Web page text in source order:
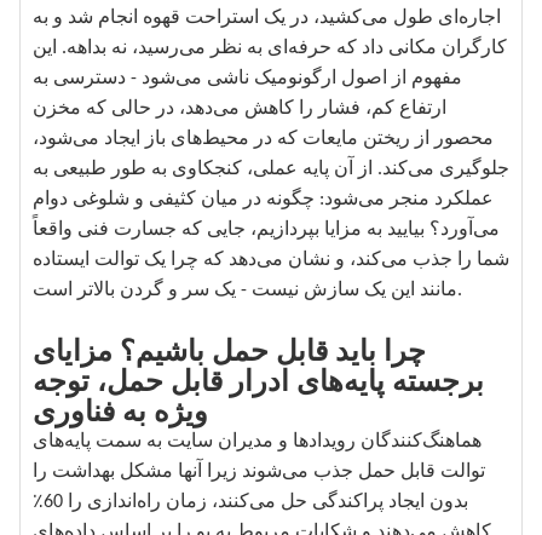
اجاره‌ای طول می‌کشید، در یک استراحت قهوه انجام شد و به
کارگران مکانی داد که حرفه‌ای به نظر می‌رسید، نه بداهه. این
مفهوم از اصول ارگونومیک ناشی می‌شود - دسترسی به
ارتفاع کم، فشار را کاهش می‌دهد، در حالی که مخزن
محصور از ریختن مایعات که در محیط‌های باز ایجاد می‌شود،
جلوگیری می‌کند. از آن پایه عملی، کنجکاوی به طور طبیعی به
عملکرد منجر می‌شود: چگونه در میان کثیفی و شلوغی دوام
می‌آورد؟ بیایید به مزایا بپردازیم، جایی که جسارت فنی واقعاً
شما را جذب می‌کند، و نشان می‌دهد که چرا یک توالت ایستاده
مانند این یک سازش نیست - یک سر و گردن بالاتر است.
چرا باید قابل حمل باشیم؟ مزایای
برجسته پایه‌های ادرار قابل حمل، توجه
ویژه به فناوری
هماهنگ‌کنندگان رویدادها و مدیران سایت به سمت پایه‌های
توالت قابل حمل جذب می‌شوند زیرا آنها مشکل بهداشت را
بدون ایجاد پراکندگی حل می‌کنند، زمان راه‌اندازی را 60٪